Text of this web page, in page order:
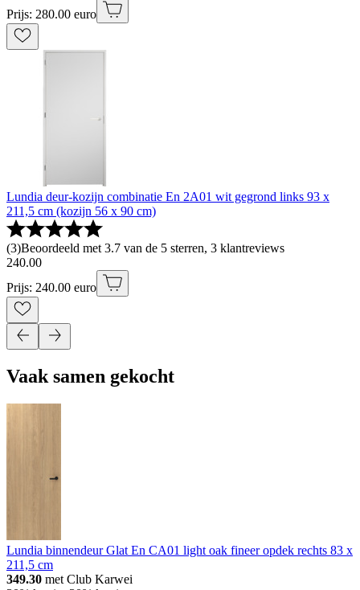
Prijs: 280.00 euro
Lundia deur-kozijn combinatie En 2A01 wit gegrond links 93 x
211,5 cm (kozijn 56 x 90 cm)
(3)Beoordeeld met 3.7 van de 5 sterren, 3 klantreviews
240.00
Prijs: 240.00 euro
Vaak samen gekocht
Lundia binnendeur Glat En CA01 light oak fineer opdek rechts 83 x
211,5 cm
349.30 met Club Karwei